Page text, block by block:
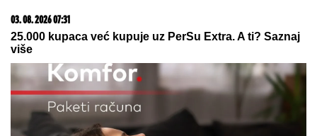
03. 08. 2026 07:31
25.000 kupaca već kupuje uz PerSu Extra. A ti? Saznaj
više